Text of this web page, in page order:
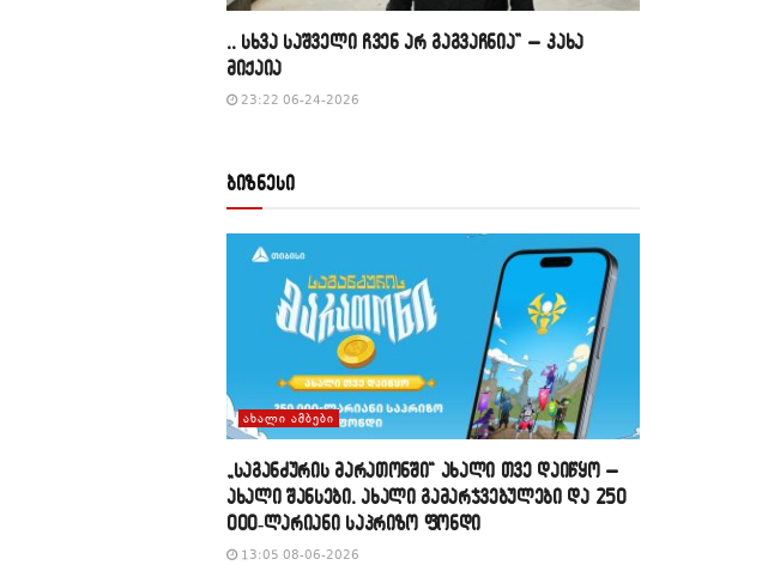
,, სხვა საშველი ჩვენ არ გაგვაჩნია” – კახა
მიქაია
23:22 06-24-2026
ბიზნესი
ᲐᲮᲐᲚᲘ ᲐᲛᲑᲔᲑᲘ
„საგანძურის მარათონში“ ახალი თვე დაიწყო –
ახალი შანსები, ახალი გამარჯვებულები და 250
000-ლარიანი საპრიზო ფონდი
13:05 08-06-2026